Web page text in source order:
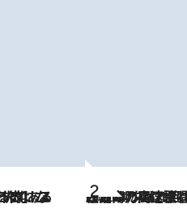
2026.8.7
「湘南乃風に憧れて」観客大盛上がりの“タオル回し”に、ラッパー顔負けの高速歌唱まで…さだまさし（74）のアグレッシブすぎる現在地